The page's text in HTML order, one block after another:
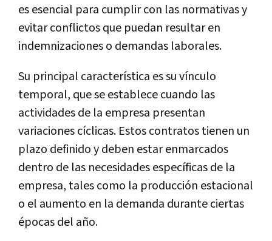
es esencial para cumplir con las normativas y
evitar conflictos que puedan resultar en
indemnizaciones o demandas laborales.
Su principal característica es su vínculo
temporal, que se establece cuando las
actividades de la empresa presentan
variaciones cíclicas. Estos contratos tienen un
plazo definido y deben estar enmarcados
dentro de las necesidades específicas de la
empresa, tales como la producción estacional
o el aumento en la demanda durante ciertas
épocas del año.